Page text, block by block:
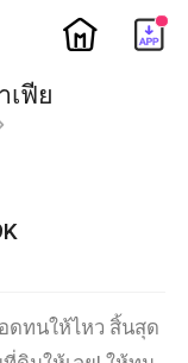
ic_home
ฟีย
ดทนให้ไหว สิ้นสุด